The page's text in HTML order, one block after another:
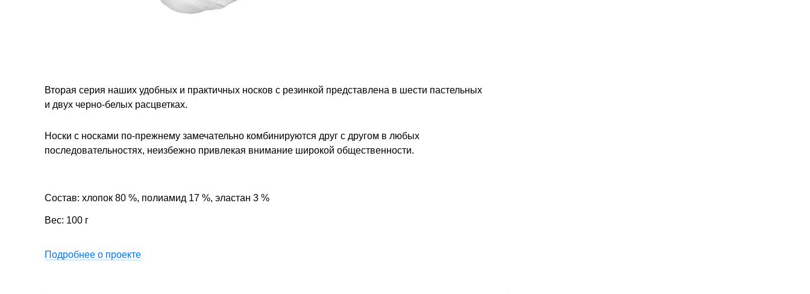
Вторая серия наших удобных и практичных носков с резинкой представлена в шести пастельных
и двух черно-белых расцветках.
Носки с носками по-прежнему замечательно комбинируются друг с другом в любых
последовательностях, неизбежно привлекая внимание широкой общественности.
Состав: хлопок 80 %, полиамид 17 %, эластан 3 %
Вес: 100 г
Подробнее о проекте